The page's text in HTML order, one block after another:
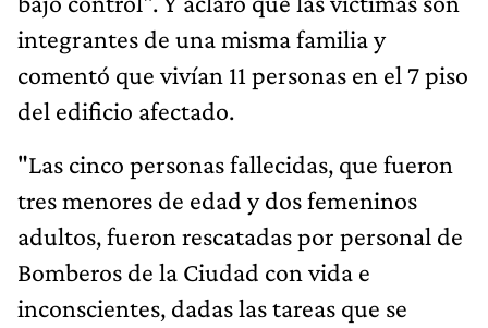
integrantes de una misma familia y
comentó que vivían 11 personas en el 7 piso
del edificio afectado.
"Las cinco personas fallecidas, que fueron
tres menores de edad y dos femeninos
adultos, fueron rescatadas por personal de
Bomberos de la Ciudad con vida e
inconscientes, dadas las tareas que se